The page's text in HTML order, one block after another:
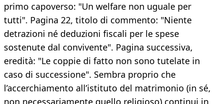
primo capoverso: "Un welfare non uguale per
tutti". Pagina 22, titolo di commento: "Niente
detrazioni né deduzioni fiscali per le spese
sostenute dal convivente". Pagina successiva,
eredità: "Le coppie di fatto non sono tutelate in
caso di successione". Sembra proprio che
l’accerchiamento all’istituto del matrimonio (in sé,
non necessariamente quello religioso) continui in